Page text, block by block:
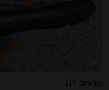
1 anno